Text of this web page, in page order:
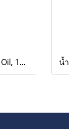
Sandalwood Essential Oil, 10ml.